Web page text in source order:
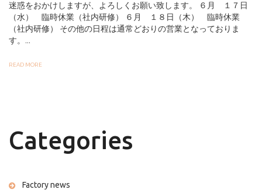
迷惑をおかけしますが、よろしくお願い致します。 ６月 １７日
（水） 臨時休業（社内研修） ６月 １８日（木） 臨時休業
（社内研修） その他の日程は通常どおりの営業となっておりま
す。...
READ MORE
Categories
Factory news